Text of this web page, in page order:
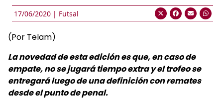
17/06/2020 | Futsal
(Por Telam)
La novedad de esta edición es que, en caso de
empate, no se jugará tiempo extra y el trofeo se
entregará luego de una definición con remates
desde el punto de penal.